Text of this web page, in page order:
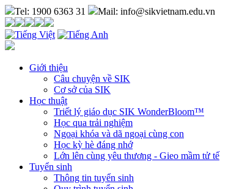
Tel: 1900 6363 31 Mail: info@sikvietnam.edu.vn
Giới thiệu
Câu chuyện về SIK
Cơ sở của SIK
Học thuật
Triết lý giáo dục SIK WonderBloom™
Học qua trải nghiệm
Ngoại khóa và dã ngoại cùng con
Học kỳ hè đáng nhớ
Lớn lên cùng yêu thương - Gieo mầm tử tế
Tuyển sinh
Thông tin tuyển sinh